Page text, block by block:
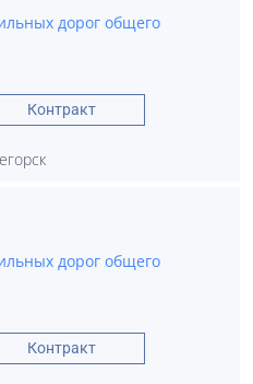
дорог общего
Контракт
дорог общего
Контракт